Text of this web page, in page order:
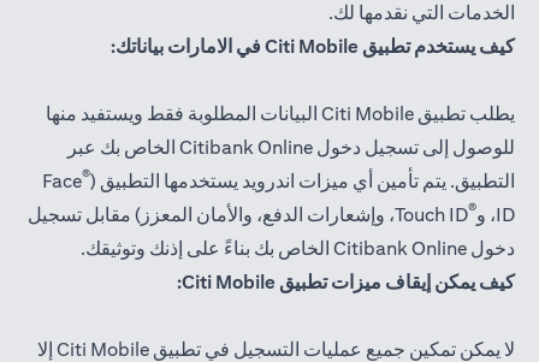
الخدمات التي نقدمها لك.
كيف يستخدم تطبيق Citi Mobile في الامارات بياناتك:
يطلب تطبيق Citi Mobile البيانات المطلوبة فقط ويستفيد منها
للوصول إلى تسجيل دخول Citibank Online الخاص بك عبر
التطبيق. يتم تأمين أي ميزات اندرويد يستخدمها التطبيق (®
Face
ID، و
®
Touch ID، وإشعارات الدفع، والأمان المعزز) مقابل تسجيل
دخول Citibank Online الخاص بك بناءً على إذنك وتوثيقك.
كيف يمكن إيقاف ميزات تطبيق Citi Mobile:
لا يمكن تمكين جميع عمليات التسجيل في تطبيق Citi Mobile إلا